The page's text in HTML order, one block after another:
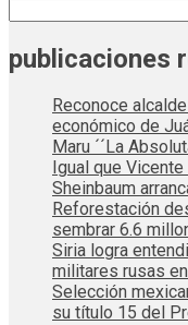
publicaciones
Reconoce
económico de
Maru ´´La
Igual que
Sheinbaum
Reforestación
sembrar 6.6
Siria logra
militares rusas
Selección
su título 15 del